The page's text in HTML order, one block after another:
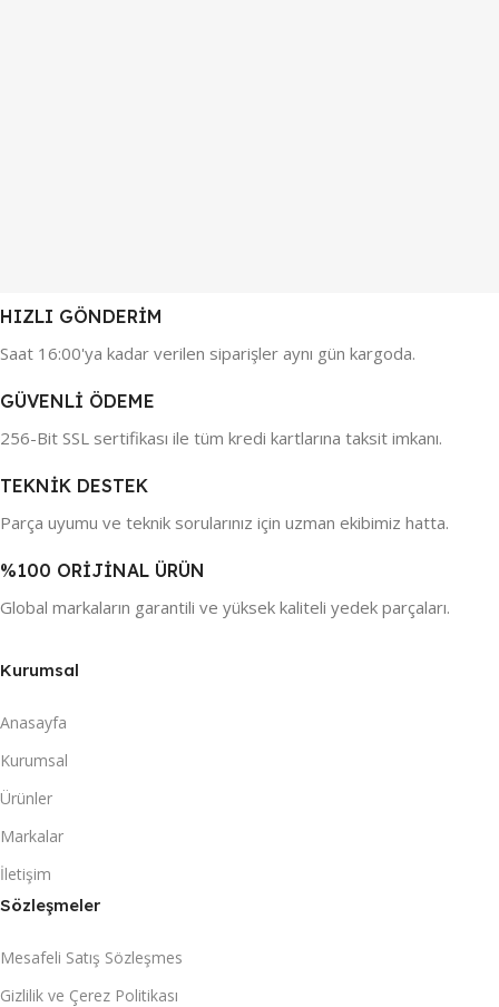
HIZLI GÖNDERİM
Saat 16:00'ya kadar verilen siparişler aynı gün kargoda.
GÜVENLİ ÖDEME
256-Bit SSL sertifikası ile tüm kredi kartlarına taksit imkanı.
TEKNİK DESTEK
Parça uyumu ve teknik sorularınız için uzman ekibimiz hatta.
%100 ORİJİNAL ÜRÜN
Global markaların garantili ve yüksek kaliteli yedek parçaları.
Kurumsal
Anasayfa
Kurumsal
Ürünler
Markalar
İletişim
Sözleşmeler
Mesafeli Satış Sözleşmes
Gizlilik ve Çerez Politikası